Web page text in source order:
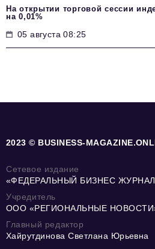
На открытии торговой сессии
на 0,01%
05 августа 08:25
2023 © BUSINESS-
Сетевое издание
«ФЕДЕРАЛЬНЫЙ БИЗНЕС
Учредитель
ООО «РЕГИОНАЛЬНЫЕ
Главный редактор
Хайрутдинова Светлана Юрьевна